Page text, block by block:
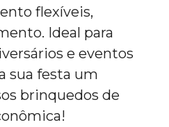
flexíveis,
Ideal para
e eventos
sua festa um
brinquedos de